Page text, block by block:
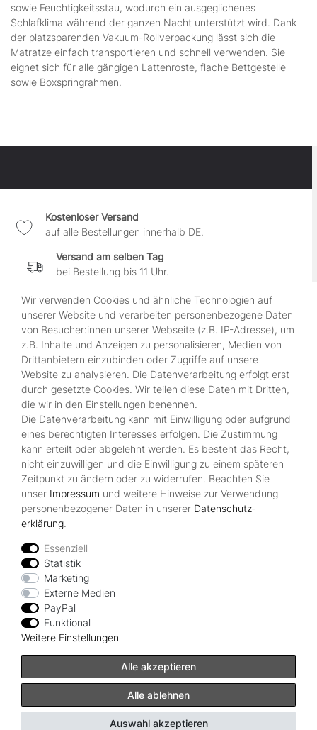
sowie Feuchtigkeitsstau, wodurch ein ausgeglichenes
Schlafklima während der ganzen Nacht unterstützt wird. Dank
der platzsparenden Vakuum-Rollverpackung lässt sich die
Matratze einfach transportieren und schnell verwenden. Sie
eignet sich für alle gängigen Lattenroste, flache Bettgestelle
sowie Boxspringrahmen.
Kostenloser Versand
auf alle Bestellungen innerhalb DE.
Versand am selben Tag
bei Bestellung bis 11 Uhr.
30 Tage Widerrufsrecht
wenn es Dir nicht gefällt.
100% sichere Zahlung
durch SSL-gesicherte Kasse.
Shop
Kontakt
Über Uns
Zahlungsmöglichkeiten
Rechtliches
Widerrufsrecht
Impressum
Datenschutzerklärung
AGB
Vertrag widerrufen
Zahlungsarten
© Copyright Albatros Onlineshop 2024 | Alle Rechte vorbehalten.
Wir verwenden Cookies und ähnliche Technologien auf
unserer Website und verarbeiten personenbezogene Daten
von Besucher:innen unserer Webseite (z.B. IP-Adresse), um
z.B. Inhalte und Anzeigen zu personalisieren, Medien von
Drittanbietern einzubinden oder Zugriffe auf unsere
Website zu analysieren. Die Datenverarbeitung erfolgt erst
durch gesetzte Cookies. Wir teilen diese Daten mit Dritten,
die wir in den Einstellungen benennen.
Die Datenverarbeitung kann mit Einwilligung oder aufgrund
eines berechtigten Interesses erfolgen. Die Zustimmung
kann erteilt oder abgelehnt werden. Es besteht das Recht,
nicht einzuwilligen und die Einwilligung zu einem späteren
Zeitpunkt zu ändern oder zu widerrufen. Beachten Sie
unser Impressum und weitere Hinweise zur Verwendung
personenbezogener Daten in unserer Daten­schutz­
erklärung.
Essenziell
Statistik
Marketing
Externe Medien
PayPal
Funktional
Weitere Einstellungen
Alle akzeptieren
Alle ablehnen
Auswahl akzeptieren